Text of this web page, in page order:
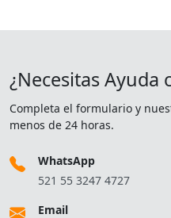
¿Necesitas Ayuda
Completa el formulario y
menos de 24 horas.
WhatsApp
521 55 3247 4727
Email